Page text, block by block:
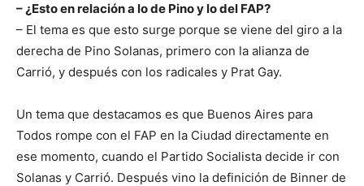
– ¿Esto en relación a lo de Pino y lo del FAP?
– El tema es que esto surge porque se viene del giro a la
derecha de Pino Solanas, primero con la alianza de
Carrió, y después con los radicales y Prat Gay.
Un tema que destacamos es que Buenos Aires para
Todos rompe con el FAP en la Ciudad directamente en
ese momento, cuando el Partido Socialista decide ir con
Solanas y Carrió. Después vino la definición de Binner de